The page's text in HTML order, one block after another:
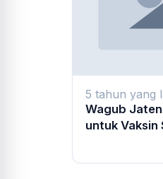
5 tahun yang
Wagub
untuk Vaksin